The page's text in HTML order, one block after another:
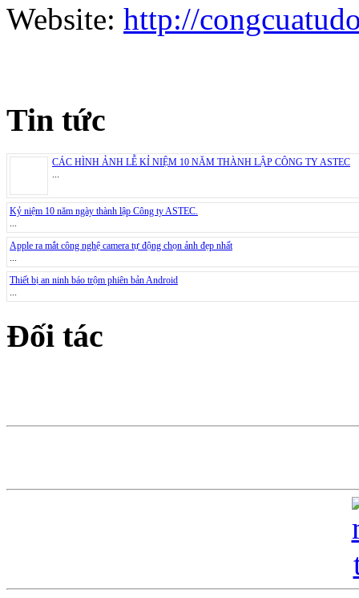
Website: http://
Tin tức
CÁC HÌNH ẢNH LỄ KỈ NIỆM 10 NĂM THÀNH LẬP CÔNG TY ASTEC
...
Kỷ niệm 10 năm ngày thành lập Công ty ASTEC.
...
Apple ra mắt công nghệ camera tự động chọn ảnh đẹp nhất
...
Thiết bị an ninh báo trộm phiên bản Android
...
Đối tác